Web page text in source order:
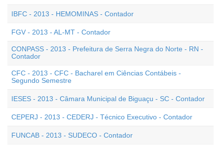
IBFC - 2013 - HEMOMINAS - Contador
FGV - 2013 - AL-MT - Contador
CONPASS - 2013 - Prefeitura de Serra Negra do Norte - RN -
Contador
CFC - 2013 - CFC - Bacharel em Ciências Contábeis -
Segundo Semestre
IESES - 2013 - Câmara Municipal de Biguaçu - SC - Contador
CEPERJ - 2013 - CEDERJ - Técnico Executivo - Contador
FUNCAB - 2013 - SUDECO - Contador